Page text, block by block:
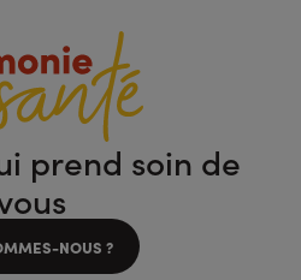
prend soin de
NOUS ?